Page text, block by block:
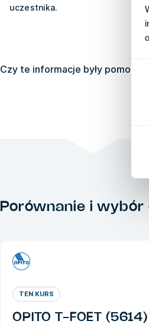
uczestnika.
Czy te informacje były pomocne?
Porównanie i
TEN KURS
OPITO T-FOET